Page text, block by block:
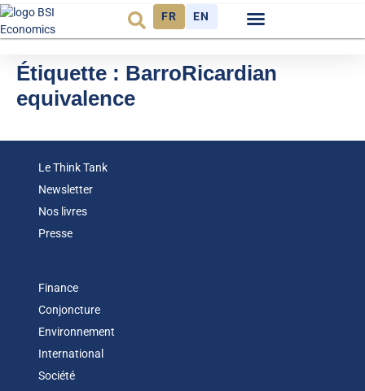
FR EN
Étiquette : BarroRicardian
equivalence
Le Think Tank
Newsletter
Nos livres
Presse
Finance
Conjoncture
Environnement
International
Société